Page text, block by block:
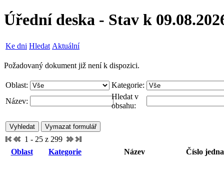
Úřední deska - Stav k
Ke dni Hledat Aktuální
Požadovaný dokument již není k dispozici.
Oblast:
Kategorie:
Název:
Hledat v
obsahu:
1 - 25 z 299
Oblast
Kategorie Název Číslo